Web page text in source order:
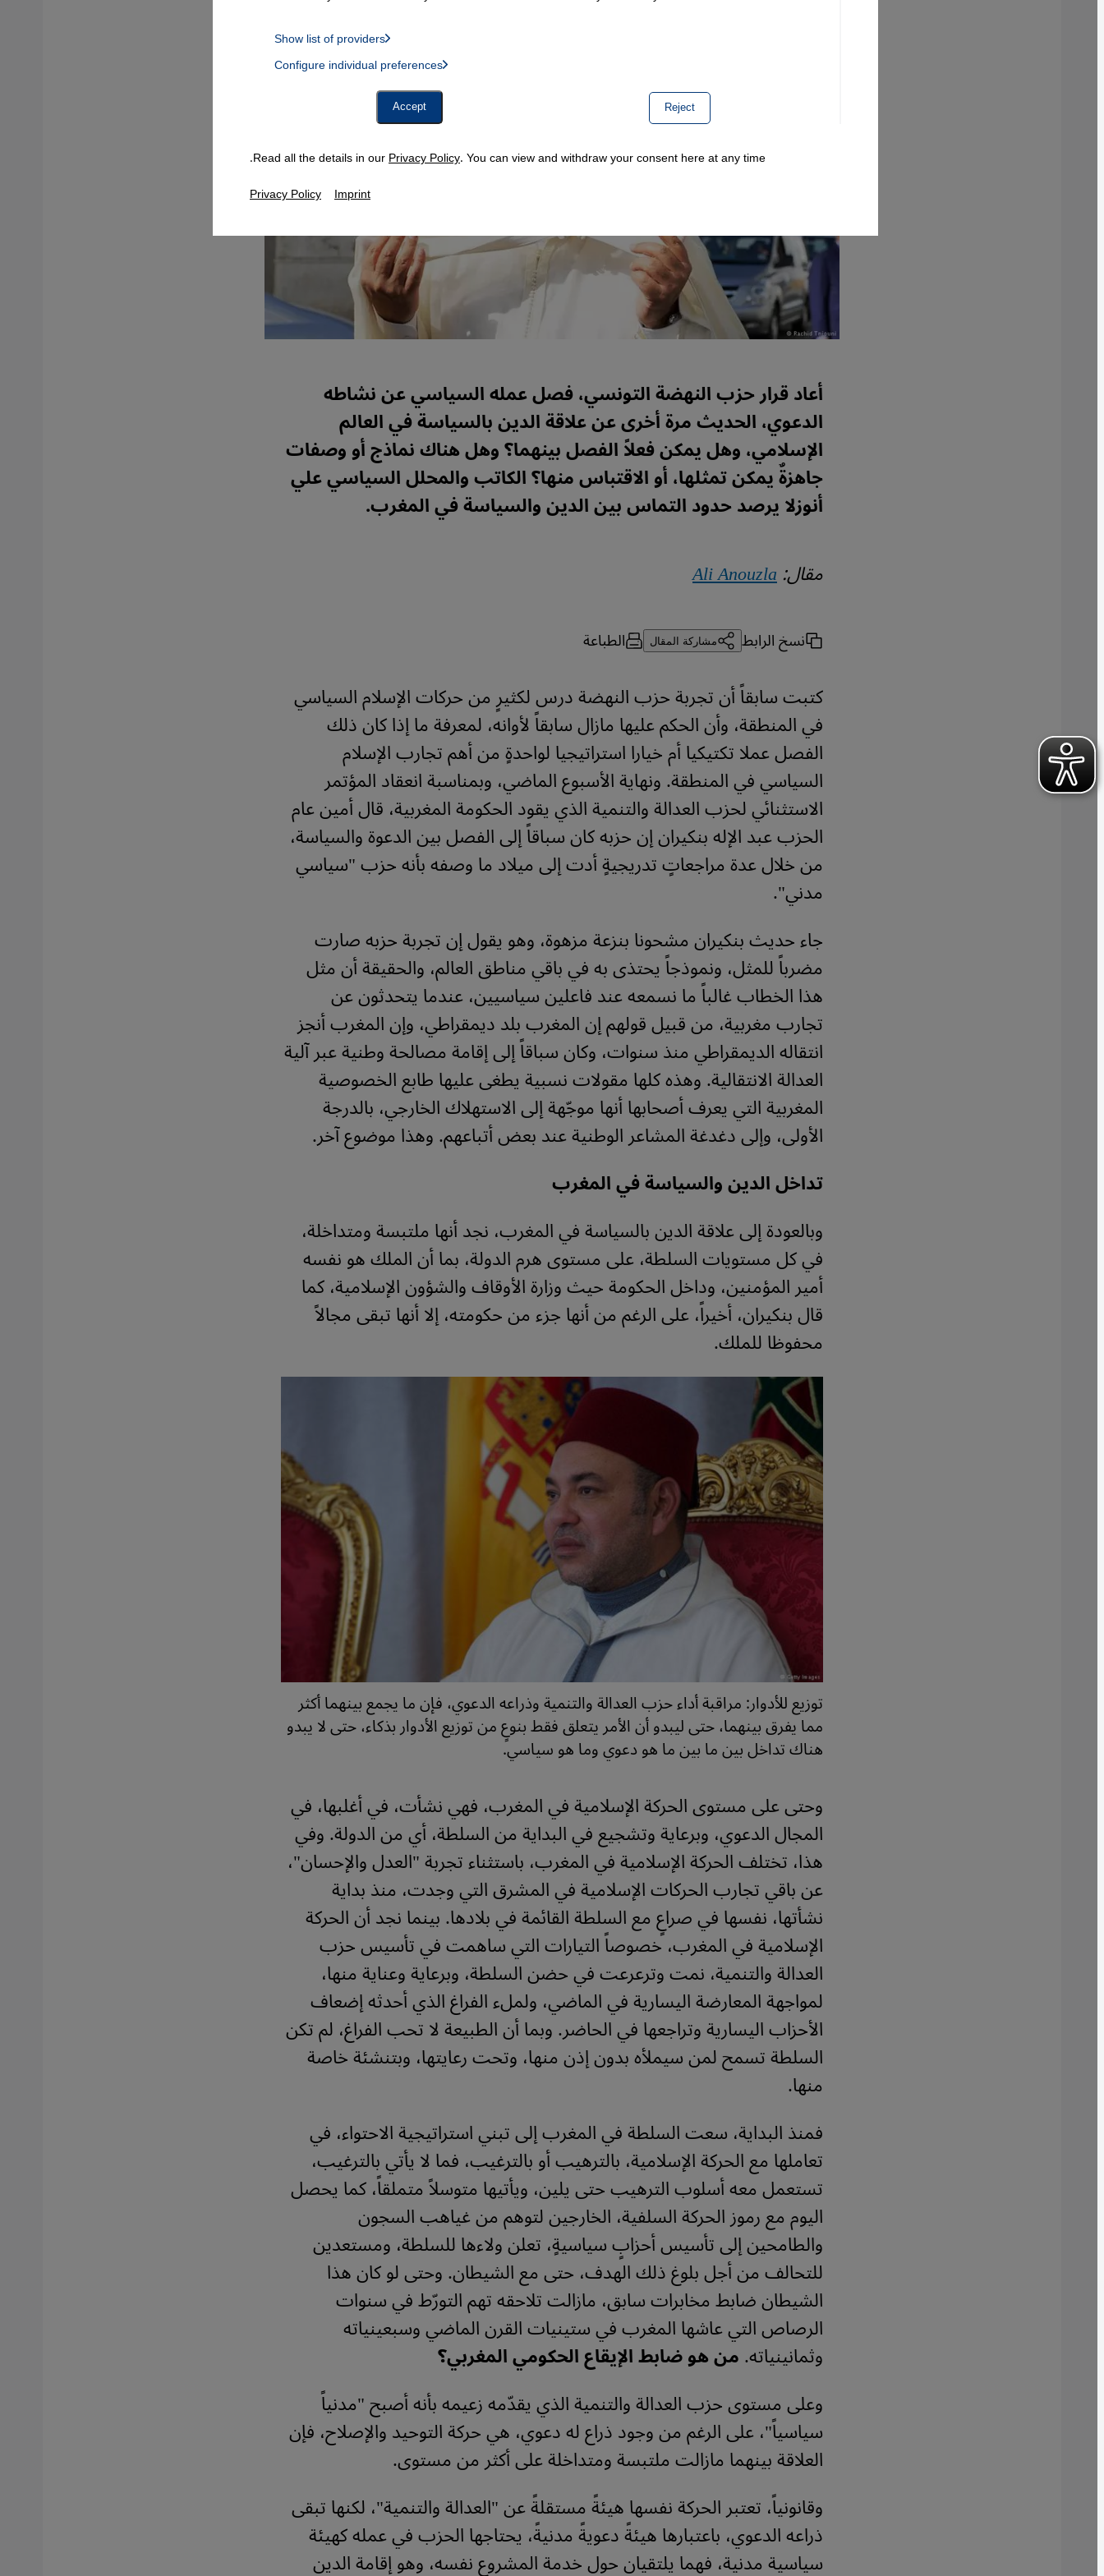
أعاد قرار حزب النهضة التونسي، فصل عمله السياسي عن نشاطه
الدعوي، الحديث مرة أخرى عن علاقة الدين بالسياسة في العالم
الإسلامي، وهل يمكن فعلاً الفصل بينهما؟ وهل هناك نماذج أو وصفات
جاهزةٌ يمكن تمثلها، أو الاقتباس منها؟ الكاتب والمحلل السياسي علي
أنوزلا يرصد حدود التماس بين الدين والسياسة في المغرب.
مقال:Ali Anouzla
نسخ الرابط مشاركة المقال الطباعة
كتبت سابقاً أن تجربة حزب النهضة درس لكثيرٍ من حركات الإسلام السياسي
في المنطقة، وأن الحكم عليها مازال سابقاً لأوانه، لمعرفة ما إذا كان ذلك
الفصل عملا تكتيكيا أم خيارا استراتيجيا لواحدةٍ من أهم تجارب الإسلام
السياسي في المنطقة. ونهاية الأسبوع الماضي، وبمناسبة انعقاد المؤتمر
الاستثنائي لحزب العدالة والتنمية الذي يقود الحكومة المغربية، قال أمين عام
الحزب عبد الإله بنكيران إن حزبه كان سباقاً إلى الفصل بين الدعوة والسياسة،
من خلال عدة مراجعاتٍ تدريجيةٍ أدت إلى ميلاد ما وصفه بأنه حزب "سياسي
مدني".
جاء حديث بنكيران مشحونا بنزعة مزهوة، وهو يقول إن تجربة حزبه صارت
مضرباً للمثل، ونموذجاً يحتذى به في باقي مناطق العالم، والحقيقة أن مثل
هذا الخطاب غالباً ما نسمعه عند فاعلين سياسيين، عندما يتحدثون عن
تجارب مغربية، من قبيل قولهم إن المغرب بلد ديمقراطي، وإن المغرب أنجز
انتقاله الديمقراطي منذ سنوات، وكان سباقاً إلى إقامة مصالحة وطنية عبر آلية
العدالة الانتقالية. وهذه كلها مقولات نسبية يطغى عليها طابع الخصوصية
المغربية التي يعرف أصحابها أنها موجّهة إلى الاستهلاك الخارجي، بالدرجة
الأولى، وإلى دغدغة المشاعر الوطنية عند بعض أتباعهم. وهذا موضوع آخر.
تداخل الدين والسياسة في المغرب
وبالعودة إلى علاقة الدين بالسياسة في المغرب، نجد أنها ملتبسة ومتداخلة،
في كل مستويات السلطة، على مستوى هرم الدولة، بما أن الملك هو نفسه
أمير المؤمنين، وداخل الحكومة حيث وزارة الأوقاف والشؤون الإسلامية، كما
قال بنكيران، أخيراً، على الرغم من أنها جزء من حكومته، إلا أنها تبقى مجالاً
محفوظا للملك.
توزيع للأدوار: مراقبة أداء حزب العدالة والتنمية وذراعه الدعوي، فإن ما يجمع بينهما أكثر
مما يفرق بينهما، حتى ليبدو أن الأمر يتعلق فقط بنوعٍ من توزيع الأدوار بذكاء، حتى لا يبدو
هناك تداخل بين ما بين ما هو دعوي وما هو سياسي.
وحتى على مستوى الحركة الإسلامية في المغرب، فهي نشأت، في أغلبها، في
المجال الدعوي، وبرعاية وتشجيع في البداية من السلطة، أي من الدولة. وفي
هذا، تختلف الحركة الإسلامية في المغرب، باستثناء تجربة "العدل والإحسان"،
عن باقي تجارب الحركات الإسلامية في المشرق التي وجدت، منذ بداية
نشأتها، نفسها في صراعٍ مع السلطة القائمة في بلادها. بينما نجد أن الحركة
الإسلامية في المغرب، خصوصاً التيارات التي ساهمت في تأسيس حزب
العدالة والتنمية، نمت وترعرعت في حضن السلطة، وبرعاية وعناية منها،
لمواجهة المعارضة اليسارية في الماضي، ولملء الفراغ الذي أحدثه إضعاف
الأحزاب اليسارية وتراجعها في الحاضر. وبما أن الطبيعة لا تحب الفراغ، لم تكن
السلطة تسمح لمن سيملأه بدون إذن منها، وتحت رعايتها، وبتنشئة خاصة
منها.
فمنذ البداية، سعت السلطة في المغرب إلى تبني استراتيجية الاحتواء، في
تعاملها مع الحركة الإسلامية، بالترهيب أو بالترغيب، فما لا يأتي بالترغيب،
تستعمل معه أسلوب الترهيب حتى يلين، ويأتيها متوسلاً متملقاً، كما يحصل
اليوم مع رموز الحركة السلفية، الخارجين لتوهم من غياهب السجون
والطامحين إلى تأسيس أحزابٍ سياسيةٍ، تعلن ولاءها للسلطة، ومستعدين
للتحالف من أجل بلوغ ذلك الهدف، حتى مع الشيطان. وحتى لو كان هذا
الشيطان ضابط مخابرات سابق، مازالت تلاحقه تهم التورّط في سنوات
الرصاص التي عاشها المغرب في ستينيات القرن الماضي وسبعينياته
وثمانينياته.من هو ضابط الإيقاع الحكومي المغربي؟
وعلى مستوى حزب العدالة والتنمية الذي يقدّمه زعيمه بأنه أصبح "مدنياً
سياسياً"، على الرغم من وجود ذراع له دعوي، هي حركة التوحيد والإصلاح، فإن
العلاقة بينهما مازالت ملتبسة ومتداخلة على أكثر من مستوى.
وقانونياً، تعتبر الحركة نفسها هيئةً مستقلةً عن "العدالة والتنمية"، لكنها تبقى
ذراعه الدعوي، باعتبارها هيئةً دعويةً مدنيةً، يحتاجها الحزب في عمله كهيئة
سياسية مدنية، فهما يلتقيان حول خدمة المشروع نفسه، وهو إقامة الدين
Reject
Show list of providers
Google Maps Embed, Google Tag Manager, Instagram Embed, Twitter Embed, Youtube Embed
Configure individual preferences
Accept
Read all the details in ourPrivacy Policy. You can view and withdraw your consent here at any time.
Privacy Policy Imprint